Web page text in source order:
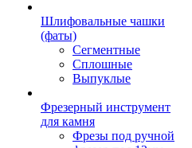
Шлифовальные чашки
(фаты)
Сегментные
Сплошные
Выпуклые
Фрезерный инструмент
для камня
Фрезы под ручной